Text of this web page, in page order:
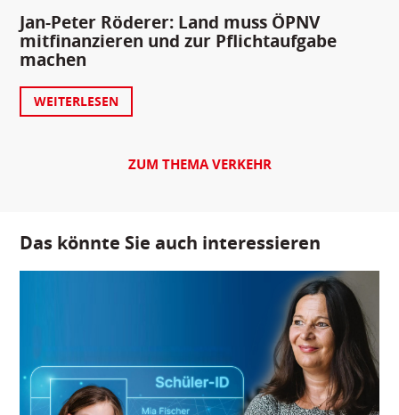
Jan-Peter Röderer: Land muss ÖPNV
mitfinanzieren und zur Pflichtaufgabe
machen
WEITERLESEN
ZUM THEMA VERKEHR
Das könnte Sie auch interessieren